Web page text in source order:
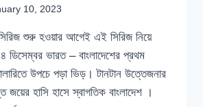
10, 2023
শুরু হওয়ার আগেই এই সিরিজ নিয়ে
৪ ডিসেম্বর ভারত – বাংলাদেশের প্রথম
উপচে পড়া ভিড়। টানটান উত্তেজনার
জয়ের হাসি হাসে স্বাগতিক বাংলাদেশ ।